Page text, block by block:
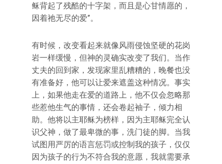
稣背起了残酷的十字架，而且是心甘情愿的，
因着祂无尽的爱”。
有时候，改变看起来就像风雨侵蚀坚硬的花岗
岩一样缓慢，但神的灵确实改变了我们。当作
丈夫的回到家，发现家里乱糟糟的，晚餐也没
有准备好，他可以让爱来遮盖这种情况。事实
上，如果他走在爱的道路上，他不仅会忽略那
些惹他生气的事情，还会卷起袖子，倾力相
助。他将以主耶稣为榜样，因为主耶稣完全认
识父神，做了最卑微的事，洗门徒的脚。当我
试图用严厉的语言惩罚或控制我的孩子，仅仅
因为孩子的行为不符合我的意愿，我就需要承